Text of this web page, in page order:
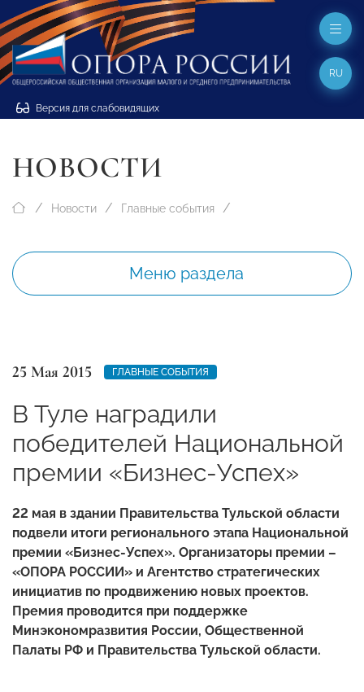
Версия для слабовидящих
RU
НОВОСТИ
Новости Главные события
Меню раздела
25 Мая 2015 ГЛАВНЫЕ СОБЫТИЯ
В Туле наградили
победителей Национальной
премии «Бизнес-Успех»
22 мая в здании Правительства Тульской области
подвели итоги регионального этапа Национальной
премии «Бизнес-Успех». Организаторы премии –
«ОПОРА РОССИИ» и Агентство стратегических
инициатив по продвижению новых проектов.
Премия проводится при поддержке
Минэкономразвития России, Общественной
Палаты РФ и Правительства Тульской области.